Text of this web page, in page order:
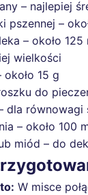
– najlepiej
pszennej –
– około 125
wielkości
około 15 g
do
dla równowagi
– około 100
miód – do
W misce